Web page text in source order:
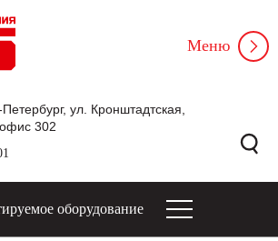
Петербург, ул. Кронштадтская,
302
Меню
оборудование